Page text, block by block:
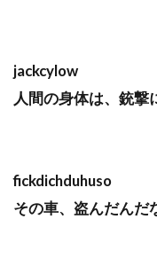
jackcylow
人間の身体は、銃撃
fickdichduhuso
その車、盗んだんだ